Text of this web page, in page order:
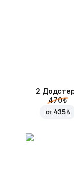
2
470 ₺
от435 ₺